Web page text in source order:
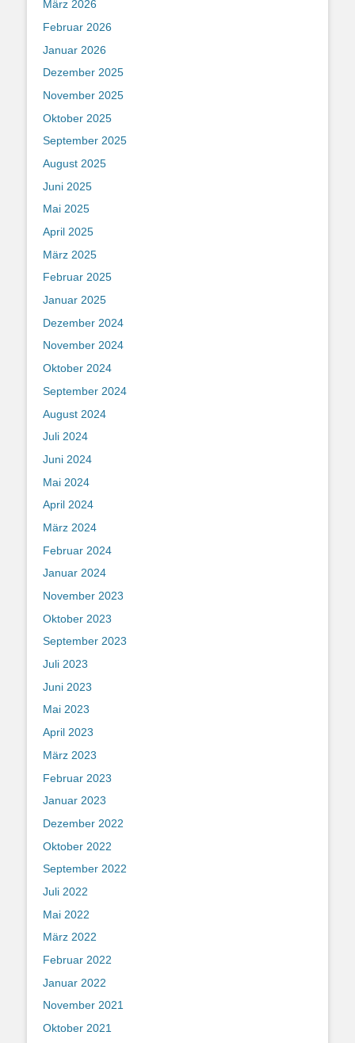
März 2026
Februar 2026
Januar 2026
Dezember 2025
November 2025
Oktober 2025
September 2025
August 2025
Juni 2025
Mai 2025
April 2025
März 2025
Februar 2025
Januar 2025
Dezember 2024
November 2024
Oktober 2024
September 2024
August 2024
Juli 2024
Juni 2024
Mai 2024
April 2024
März 2024
Februar 2024
Januar 2024
November 2023
Oktober 2023
September 2023
Juli 2023
Juni 2023
Mai 2023
April 2023
März 2023
Februar 2023
Januar 2023
Dezember 2022
Oktober 2022
September 2022
Juli 2022
Mai 2022
März 2022
Februar 2022
Januar 2022
November 2021
Oktober 2021